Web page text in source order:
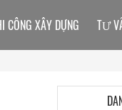
CÔNG XÂY DỰNG TƯ